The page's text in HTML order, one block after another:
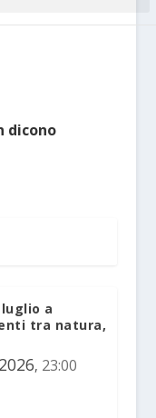
dicono
a
tra natura,
, 23:00